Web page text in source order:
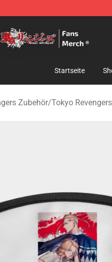
Startseite
Zubehör/Tokyo